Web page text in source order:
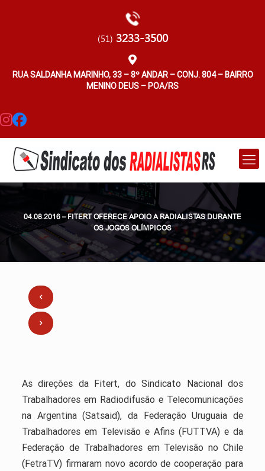
(51) 3233-3500
RUA SALDANHA MARINHO, 33 – 8º ANDAR – CONJ. 804 – BAIRRO
MENINO DEUS – POA/RS
04.08.2016 – FITERT OFERECE APOIO A RADIALISTAS DURANTE
OS JOGOS OLÍMPICOS
As direções da Fitert, do Sindicato Nacional dos
Trabalhadores em Radiodifusão e Telecomunicações
na Argentina (Satsaid), da Federação Uruguaia de
Trabalhadores em Televisão e Afins (FUTTVA) e da
Federação de Trabalhadores em Televisão no Chile
(FetraTV) firmaram novo acordo de cooperação para